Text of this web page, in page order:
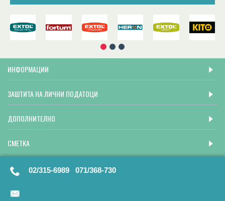
ИНФОРМАЦИИ
ЗАШТИТА НА ЛИЧНИ ПОДАТОЦИ
ДОПОЛНИТЕЛНО
СМЕТКА
02/315-6989 071/368-730